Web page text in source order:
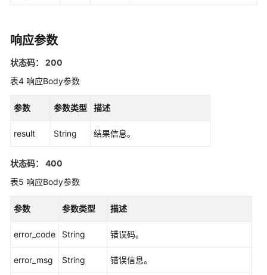
引
擎
管
查
治
策
列
响应参数
状态码： 200
表4 响应Body参数
参数 参数类型 描述
result String 结果信息。
状态码： 400
表5 响应Body参数
参数 参数类型 描述
error_code String 错误码。
error_msg String 错误信息。